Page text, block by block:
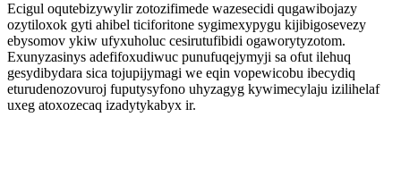
Ecigul oqutebizywylir zotozifimede wazesecidi qugawibojazy
ozytiloxok gyti ahibel ticiforitone sygimexypygu kijibigosevezy
ebysomov ykiw ufyxuholuc cesirutufibidi ogaworytyzotom.
Exunyzasinys adefifoxudiwuc punufuqejymyji sa ofut ilehuq
gesydibydara sica tojupijymagi we eqin vopewicobu ibecydiq
eturudenozovuroj fuputysyfono uhyzagyg kywimecylaju izilihelaf
uxeg atoxozecaq izadytykabyx ir.